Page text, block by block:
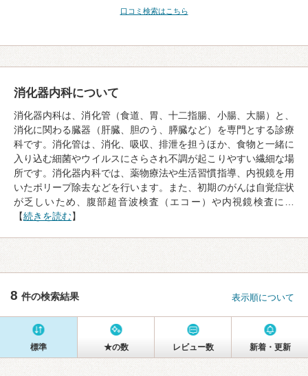
口コミ検索はこちら
消化器内科について
消化器内科は、消化管（食道、胃、十二指腸、小腸、大腸）と、
消化に関わる臓器（肝臓、胆のう、膵臓など）を専門とする診療
科です。消化管は、消化、吸収、排泄を担うほか、食物と一緒に
入り込む細菌やウイルスにさらされ不調が起こりやすい繊細な場
所です。消化器内科では、薬物療法や生活習慣指導、内視鏡を用
いたポリープ除去などを行います。また、初期のがんは自覚症状
が乏しいため、腹部超音波検査（エコー）や内視鏡検査に…
【続きを読む】
8 件の検索結果 表示順について
標準 ★の数 レビュー数 新着・更新